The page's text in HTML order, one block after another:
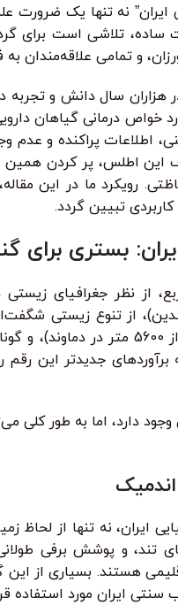
نه تنها یک ضرورت
تلاشی است برای
و تمامی علاقه‌مندان به
سال دانش و
خواص درمانی گیاهان
اطلاعات پراکنده و
اطلس، پر کردن همین خلاء
رویکرد ما در این
تبیین گردد.
بستری برای
بر 1.6 میلیون کیلومتر مربع،
از تنوع زیستی
ارتفاعی (از زیر صفر متر در
دارد، اما به طور
ایران، نه تنها از
تند، و پوشش برفی
هستند. بسیاری از این
سنتی ایران مورد